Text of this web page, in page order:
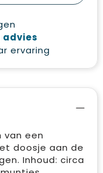
ervaring
van een
doosje aan de
Inhoud: circa